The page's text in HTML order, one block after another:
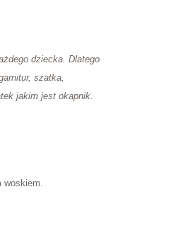
dziecka. Dlatego
szatka,
jakim jest okapnik.
woskiem.